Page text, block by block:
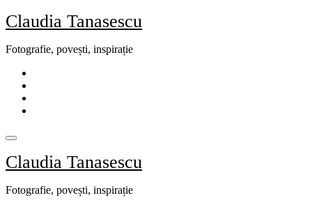
Skip
to
Claudia Tanasescu
Fotografie, povești, inspirație
Claudia Tanasescu
Fotografie, povești, inspirație